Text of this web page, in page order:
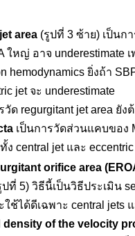
area (รูปที่ 3 ซ้าย) เป็นก
ใหญ่ อาจ underestimate
hemodynamics ยิ่งถ้า
jet จะ underestimate
ด regurgitant jet area ยัง
เป็นการวัดส่วนแคบของ
ง central jet และ
orifice area
ปที่ 5) วิธีนี้เป็นวิธีประเมิน
ช้ได้ดีเฉพาะ central jets
density of the velocity